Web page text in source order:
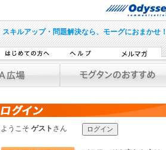
スキルアップ・問題解決なら、モーグにおまかせ！
ようこそ ゲスト さん